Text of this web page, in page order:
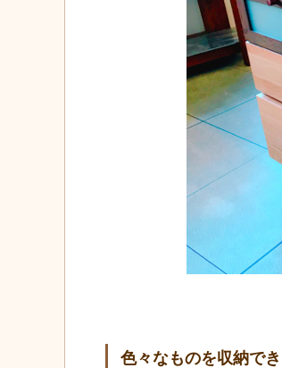
色々なものを収納で